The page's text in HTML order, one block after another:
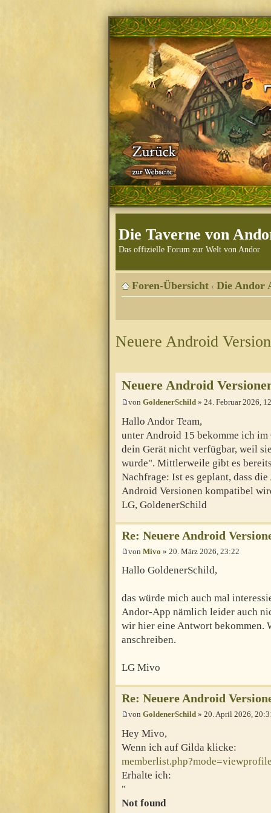
Die Taverne von
Das offizielle Forum zur Welt von Andor
Foren-Übersicht ‹ Die Andor
Neuere Android
Neuere Android
von GoldenerSchild » 24. Februar 2026,
Hallo Andor Team,
unter Android 15 bekomme ich
dein Gerät nicht verfügbar, weil
wurde". Mittlerweile gibt es
Nachfrage: Ist es geplant, dass
Android Versionen kompatibel
LG, GoldenerSchild
Re: Neuere Android
von Mivo » 20. März 2026, 23:22
Hallo GoldenerSchild,
das würde mich auch mal
Andor-App nämlich leider auch
wir hier eine Antwort bekommen.
anschreiben.
LG Mivo
Re: Neuere Android
von GoldenerSchild » 20. April 2026,
Hey Mivo,
Wenn ich auf Gilda klicke:
Erhalte ich:
"
Not found